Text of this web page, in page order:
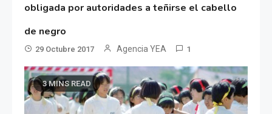
obligada por autoridades a teñirse el cabello
de negro
29 Octubre 2017 Agencia YEA 1
3 MINS READ